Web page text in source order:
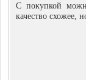
С покупкой
качество схожее,